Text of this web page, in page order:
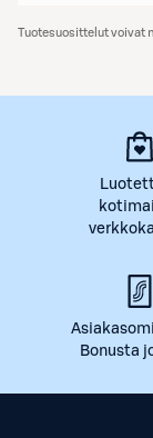
Tuotesuosittelut voivat
Bonusta